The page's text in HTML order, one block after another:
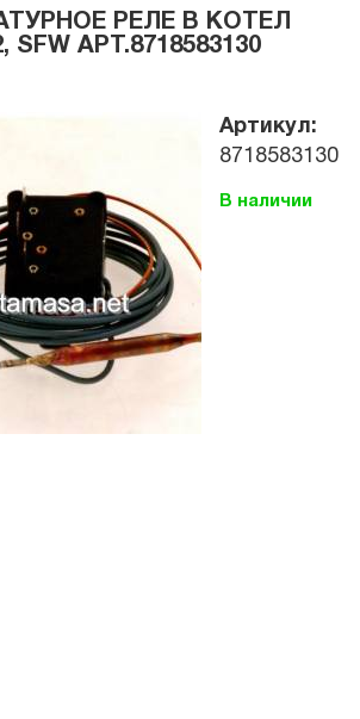
РЕЛЕ В КОТЕЛ
SFW АРТ.8718583130
Артикул:
8718583130
В наличии